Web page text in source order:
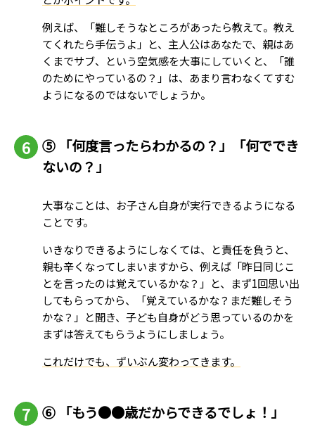
例えば、「難しそうなところがあったら教えて。教え
てくれたら手伝うよ」と、主人公はあなたで、親はあ
くまでサブ、という空気感を大事にしていくと、「誰
のためにやっているの？」は、あまり言わなくてすむ
ようになるのではないでしょうか。
⑤ 「何度言ったらわかるの？」「何ででき
ないの？」
大事なことは、お子さん自身が実行できるようになる
ことです。
いきなりできるようにしなくては、と責任を負うと、
親も辛くなってしまいますから、例えば「昨日同じこ
とを言ったのは覚えているかな？」と、まず1回思い出
してもらってから、「覚えているかな？まだ難しそう
かな？」と聞き、子ども自身がどう思っているのかを
まずは答えてもらうようにしましょう。
これだけでも、ずいぶん変わってきます。
⑥ 「もう●●歳だからできるでしょ！」